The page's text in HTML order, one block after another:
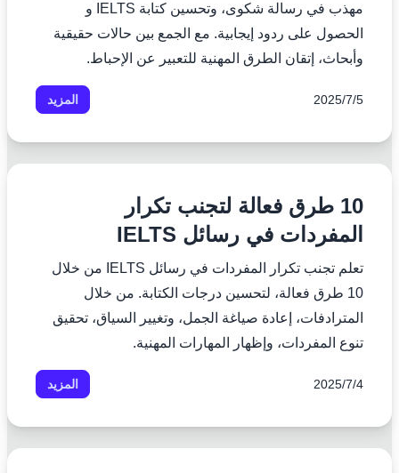
مهذب في رسالة شكوى، وتحسين كتابة IELTS و
الحصول على ردود إيجابية. مع الجمع بين حالات حقيقية
وأبحاث، إتقان الطرق المهنية للتعبير عن الإحباط.
5‏/7‏/2025 المزيد
10 طرق فعالة لتجنب تكرار
المفردات في رسائل IELTS
تعلم تجنب تكرار المفردات في رسائل IELTS من خلال
10 طرق فعالة، لتحسين درجات الكتابة. من خلال
المترادفات، إعادة صياغة الجمل، وتغيير السياق، تحقيق
تنوع المفردات، وإظهار المهارات المهنية.
4‏/7‏/2025 المزيد